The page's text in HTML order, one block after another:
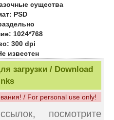
существа
PSD
1024*768
300 dpi
известен
загрузки / Download
/ For personal use only!
посмотрите